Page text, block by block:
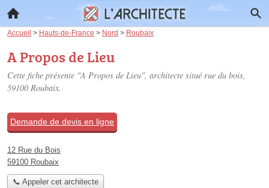
Accueil > Hauts-de-France > Nord > Roubaix
A Propos de Lieu
Cette fiche présente "A Propos de Lieu", architecte situé rue du bois,
59100 Roubaix.
Demande de devis en ligne
12 Rue du Bois
59100 Roubaix
📞 Appeler cet architecte